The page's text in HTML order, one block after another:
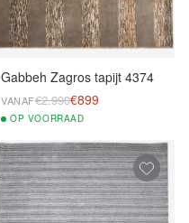
Gabbeh Zagros tapijt 4374
VANAF€2.990€899
OP VOORRAAD